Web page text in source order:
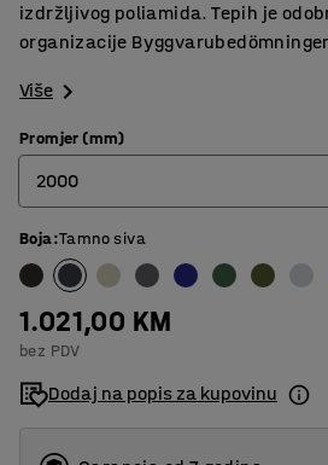
izdržljivog poliamida. Tepih je
organizacije
Više
Promjer (mm)
2000
2000
2500
3000
3500
Boja:Tamno siva
1.021,00 KM
bez PDV
Dodaj na popis za kupovinu